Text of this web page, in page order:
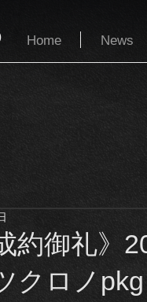
Home News
約御礼》
クロノ